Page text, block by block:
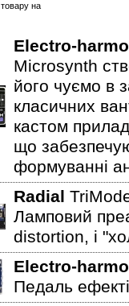
товару на
Electro-
Microsynth
його чуємо в
класичних
кастом
що
формуванні
Radial
Ламповий
distortion, і
Electro-
Педаль